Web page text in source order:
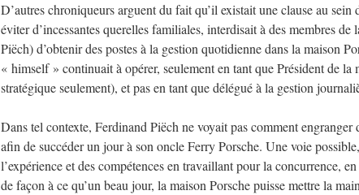
D’autres chroniqueurs arguent du fait qu’il existait une clause au
éviter d’incessantes querelles familiales, interdisait à des membres
Piëch) d’obtenir des postes à la gestion quotidienne dans la maison
« himself » continuait à opérer, seulement en tant que Président de la
stratégique seulement), et pas en tant que délégué à la gestion
Dans tel contexte, Ferdinand Piëch ne voyait pas comment engranger
afin de succéder un jour à son oncle Ferry Porsche. Une voie
l’expérience et des compétences en travaillant pour la concurrence,
de façon à ce qu’un beau jour, la maison Porsche puisse mettre la